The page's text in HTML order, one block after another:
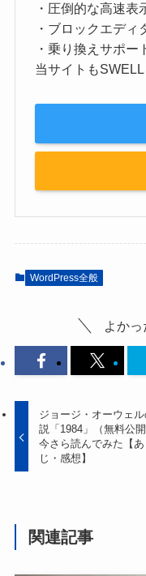
・圧倒的な高速表
・ブロックエディ
・乗り換えサポ
当サイトもSWELL
WordPress全般
よかっ
ジョージ・オーウェ
説「1984」（無料公
今さら読んでみた【あ
じ・感想】
関連記事